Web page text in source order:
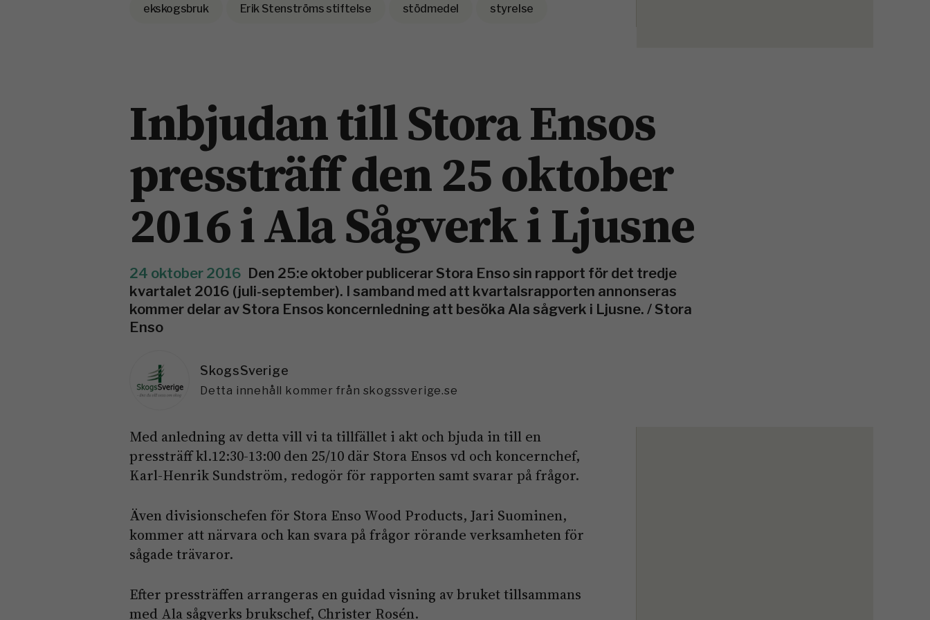
ekskogsbruk Erik Stenströms stiftelse stödmedel styrelse
Inbjudan till Stora Ensos
pressträff den 25 oktober
2016 i Ala Sågverk i Ljusne
24 oktober 2016 Den 25:e oktober publicerar Stora Enso sin rapport för det tredje
kvartalet 2016 (juli-september). I samband med att kvartalsrapporten annonseras
kommer delar av Stora Ensos koncernledning att besöka Ala sågverk i Ljusne. / Stora
Enso
SkogsSverige
Detta innehåll kommer från skogssverige.se
Med anledning av detta vill vi ta tillfället i akt och bjuda in till en
pressträff kl.12:30-13:00 den 25/10 där Stora Ensos vd och koncernchef,
Karl-Henrik Sundström, redogör för rapporten samt svarar på frågor.
Även divisionschefen för Stora Enso Wood Products, Jari Suominen,
kommer att närvara och kan svara på frågor rörande verksamheten för
sågade trävaror.
Efter pressträffen arrangeras en guidad visning av bruket tillsammans
med Ala sågverks brukschef, Christer Rosén.